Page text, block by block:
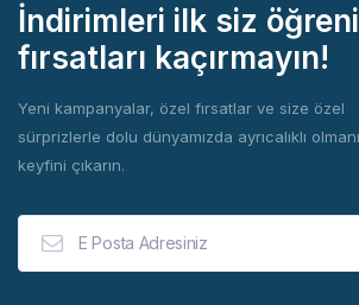
İndirimleri ilk siz
fırsatları kaçırmayın!
Yeni kampanyalar, özel fırsatlar ve size özel
sürprizlerle dolu dünyamızda ayrıcalıklı
keyfini çıkarın.